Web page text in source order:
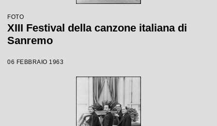
FOTO
XIII Festival della canzone italiana di
Sanremo
06 FEBBRAIO 1963